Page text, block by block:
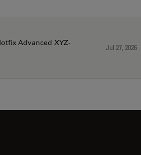
Advanced XYZ-
Jul 27, 2026